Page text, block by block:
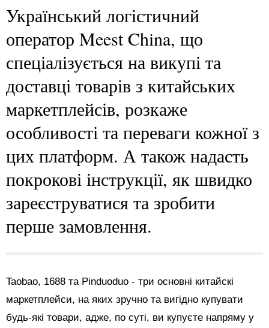
Український логістичний
оператор Meest China, що
спеціалізується на викупі та
доставці товарів з китайських
маркетплейсів, розкаже
особливості та переваги кожної з
цих платформ. А також надасть
покрокові інструкції, як швидко
зареєструватися та зробити
перше замовлення.
Taobao, 1688 та Pinduoduo - три основні китайскі
маркетплейси, на яких зручно та вигідно купувати
будь-які товари, адже, по суті, ви купуєте напряму у